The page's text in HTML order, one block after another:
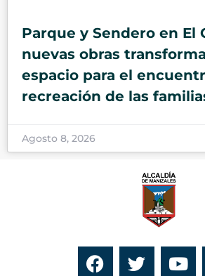
Parque y Sendero en El
nuevas obras
espacio para el
recreación de las
Agosto 8, 2026